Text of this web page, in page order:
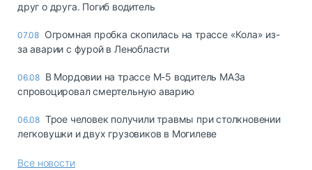
друг о друга. Погиб водитель
07.08 Огромная пробка скопилась на трассе «Кола» из-
за аварии с фурой в Ленобласти
06.08 В Мордовии на трассе М-5 водитель МАЗа
спровоцировал смертельную аварию
06.08 Трое человек получили травмы при столкновении
легковушки и двух грузовиков в Могилеве
Все новости